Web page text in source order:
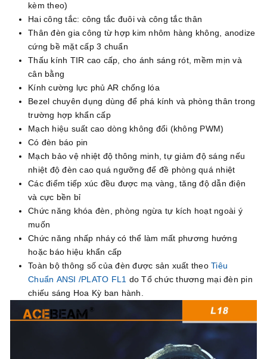
kèm theo)
Hai công tắc: công tắc đuôi và công tắc thân
Thân đèn gia công từ hợp kim nhôm hàng không, anodize
cứng bề mặt cấp 3 chuẩn
Thấu kính TIR cao cấp, cho ánh sáng rót, mềm mịn và
cân bằng
Kính cường lực phủ AR chống lóa
Bezel chuyên dụng dùng để phá kính và phòng thân trong
trường hợp khẩn cấp
Mạch hiệu suất cao dòng không đổi (không PWM)
Có đèn báo pin
Mạch bảo vệ nhiệt độ thông minh, tự giảm độ sáng nếu
nhiệt độ đèn cao quá ngưỡng để đề phòng quá nhiệt
Các điểm tiếp xúc đều được mạ vàng, tăng độ dẫn điện
và cực bền bỉ
Chức năng khóa đèn, phòng ngừa tự kích hoạt ngoài ý
muốn
Chức năng nhấp nháy có thể làm mất phương hướng
hoặc báo hiệu khẩn cấp
Toàn bộ thông số của đèn được sản xuất theo Tiêu
Chuẩn ANSI /PLATO FL1 do Tổ chức thương mại đèn pin
chiếu sáng Hoa Kỳ ban hành.